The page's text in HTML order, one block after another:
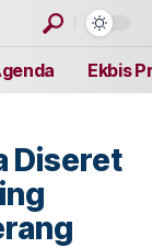
Ekbis
Diseret